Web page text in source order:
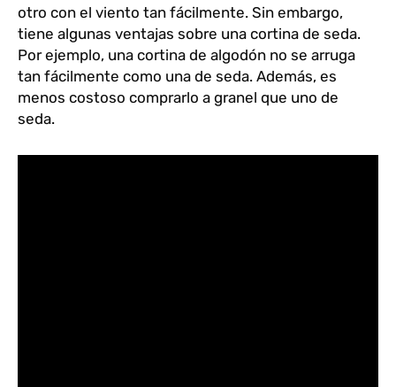
otro con el viento tan fácilmente. Sin embargo,
tiene algunas ventajas sobre una cortina de seda.
Por ejemplo, una cortina de algodón no se arruga
tan fácilmente como una de seda. Además, es
menos costoso comprarlo a granel que uno de
seda.